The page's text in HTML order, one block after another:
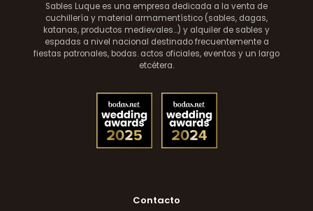
Sables Luque es una empresa dedicada a la venta de
cuchillería y material armamentístico (sables, dagas,
katanas, productos medievales...) y alquiler de sables y
espadas a nivel nacional destinado frecuentemente a
fiestas patronales, bodas. actos oficiales, eventos y un largo
etcétera.
Contacto